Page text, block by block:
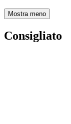
Mostra meno
Consigliato